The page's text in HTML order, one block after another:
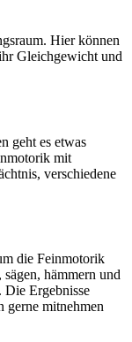
Hier können
Gleichgewicht und
geht es etwas
mit
verschiedene
die Feinmotorik
hämmern und
Die Ergebnisse
gerne mitnehmen